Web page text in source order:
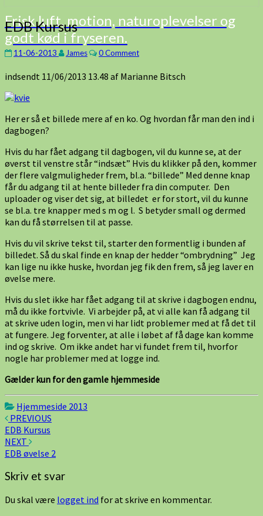
Frisk luft, motion, naturoplevelser og
godt kød i fryseren.
EDB
Kursus
EDB Kursus
11-06-2013 James Comments
0 Comment
indsendt 11/06/2013 13.48 af Marianne Bitsch
Her er så et billede mere af en ko. Og hvordan får man den ind i
dagbogen?
Hvis du har fået adgang til dagbogen, vil du kunne se, at der
øverst til venstre står “indsæt” Hvis du klikker på den, kommer
der flere valgmuligheder frem, bl.a. “billede” Med denne knap
får du adgang til at hente billeder fra din computer. Den
uploader og viser det sig, at billedet er for stort, vil du kunne
se bl.a. tre knapper med s m og l. S betyder small og dermed
kan du få størrelsen til at passe.
Hvis du vil skrive tekst til, starter den formentlig i bunden af
billedet. Så du skal finde en knap der hedder “ombrydning” Jeg
kan lige nu ikke huske, hvordan jeg fik den frem, så jeg laver en
øvelse mere.
Hvis du slet ikke har fået adgang til at skrive i dagbogen endnu,
må du ikke fortvivle. Vi arbejder på, at vi alle kan få adgang til
at skrive uden login, men vi har lidt problemer med at få det til
at fungere. Jeg forventer, at alle i løbet af få dage kan komme
ind og skrive. Om ikke andet har vi fundet frem til, hvorfor
nogle har problemer med at logge ind.
Gælder kun for den gamle hjemmeside
Hjemmeside 2013
Post
navigation
PREVIOUS
EDB Kursus
NEXT
EDB øvelse 2
Skriv et svar
Du skal være logget ind for at skrive en kommentar.